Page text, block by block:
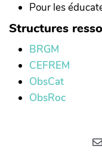
Pour les
Structures
BRGM
CEFREM
ObsCat
ObsRoc